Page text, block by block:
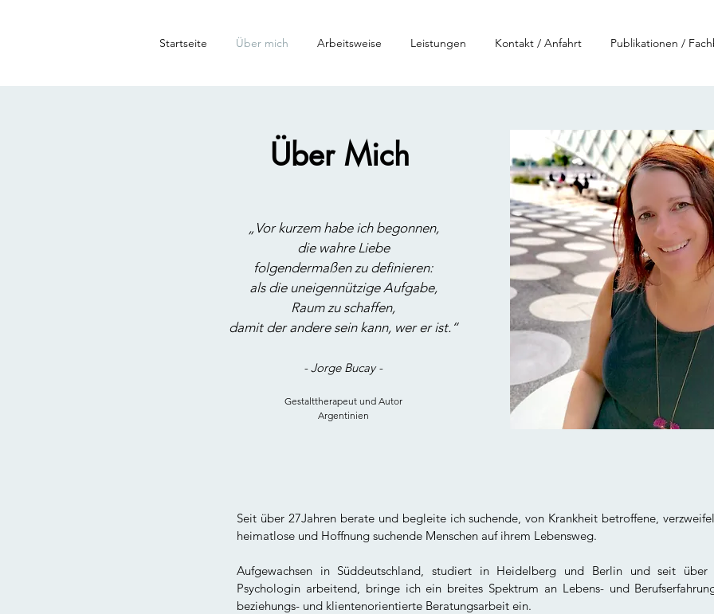
Startseite Über mich Arbeitsweise Leistungen Kontakt / Anfahrt Publikationen /
Über Mich
„Vor kurzem habe ich begonnen,
die wahre Liebe
folgendermaßen zu definieren:
als die uneigennützige Aufgabe,
Raum zu schaffen,
damit der andere sein kann, wer er ist.“
- Jorge Bucay -
Gestalttherapeut und Autor
Argentinien
Seit über 27Jahren berate und begleite ich suchende, von Krankheit betroffene,
heimatlose und Hoffnung suchende Menschen auf ihrem Lebensweg.
Aufgewachsen in Süddeutschland, studiert in Heidelberg und Berlin und seit
Psychologin arbeitend, bringe ich ein breites Spektrum an Lebens- und
beziehungs- und klientenorientierte Beratungsarbeit ein.